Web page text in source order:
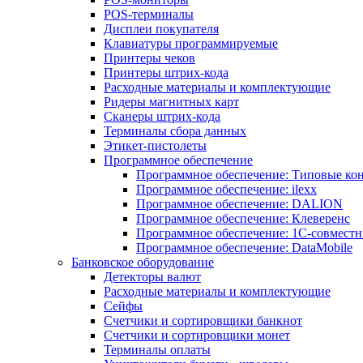
POS-терминалы
Дисплеи покупателя
Клавиатуры программируемые
Принтеры чеков
Принтеры штрих-кода
Расходные материалы и комплектующие
Ридеры магнитных карт
Сканеры штрих-кода
Терминалы сбора данных
Этикет-пистолеты
Программное обеспечение
Программное обеспечение: Типовые
Программное обеспечение: ilexx
Программное обеспечение: DALION
Программное обеспечение: Клеверенс
Программное обеспечение: 1С-
Программное обеспечение: DataMobile
Банковское оборудование
Детекторы валют
Расходные материалы и комплектующие
Сейфы
Счетчики и сортировщики банкнот
Счетчики и сортировщики монет
Терминалы оплаты